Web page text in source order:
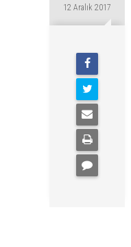
12 Aralık 2017